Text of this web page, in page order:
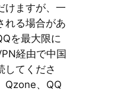
けますが、一
れる場合があ
を最大限に
経由で中国
してくださ
Qzone、QQ